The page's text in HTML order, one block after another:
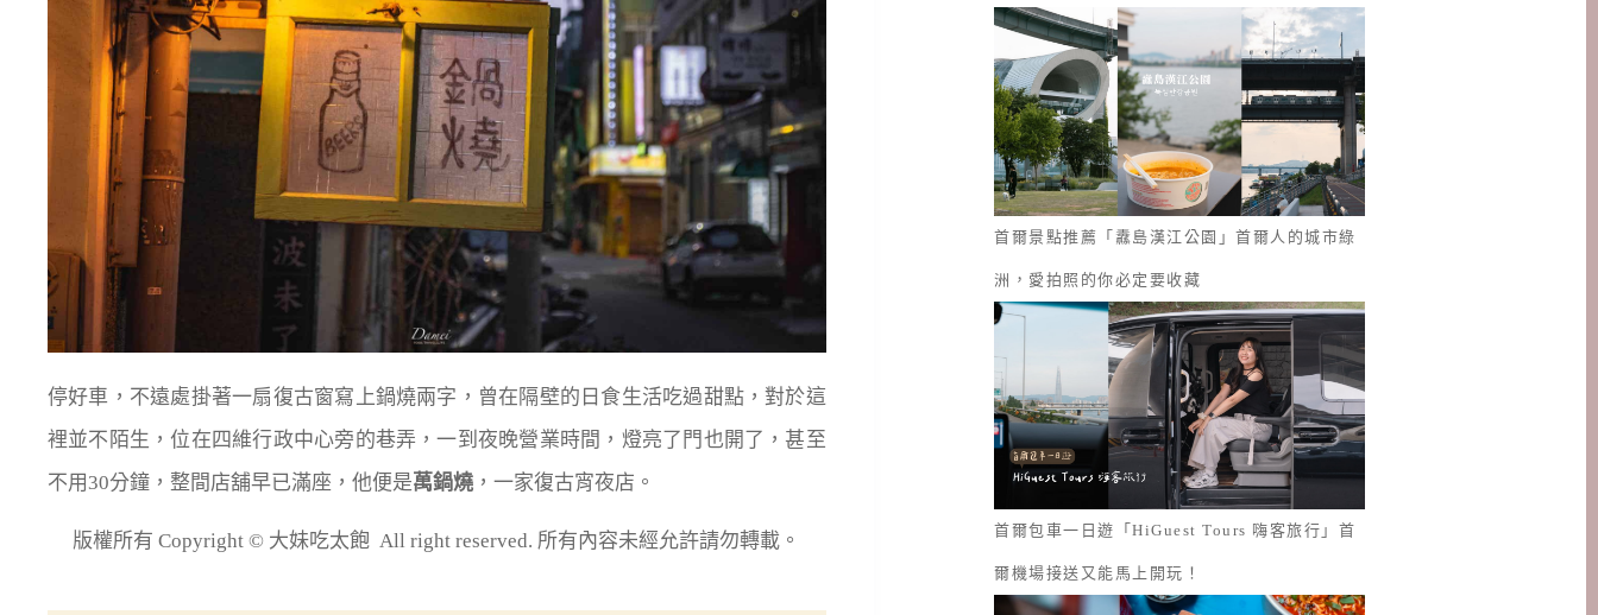
停好車，不遠處掛著一扇復古窗寫上鍋燒兩字，曾在隔壁的日食生活吃過甜點，對於這
裡並不陌生，位在四維行政中心旁的巷弄，一到夜晚營業時間，燈亮了門也開了，甚至
不用30分鐘，整間店舖早已滿座，他便是萬鍋燒 ，一家復古宵夜店。
版權所有 Copyright © 大妹吃太飽 All right reserved. 所有內容未經允許請勿轉載。
首爾景點推薦「纛島漢江公園」首爾人的城市綠
洲，愛拍照的你必定要收藏
首爾包車一日遊「HiGuest Tours 嗨客旅行」首
爾機場接送又能馬上開玩！